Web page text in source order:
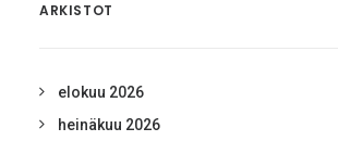
ARKISTOT
elokuu 2026
heinäkuu 2026